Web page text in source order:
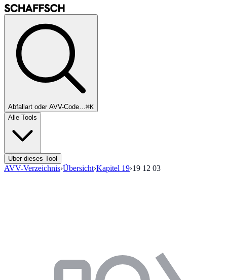
Abfallart oder AVV-Code…⌘K
Alle Tools
Über dieses Tool
AVV-Verzeichnis›Übersicht›Kapitel 19›19 12 03